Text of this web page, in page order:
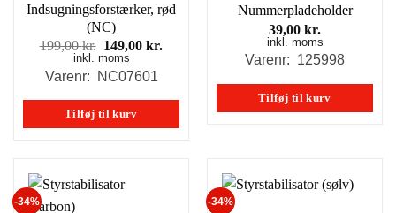
Indsugningsforstærker, rød
(NC)
199,00kr. Den
oprindelige
pris
199,00 kr..
149,00kr.Den
149,00 kr..
inkl. moms
Varenr: NC07601
Tilføj til kurv
Nummerpladeholder
39,00 kr.
inkl. moms
Varenr: 125998
Tilføj til kurv
-34% -34%